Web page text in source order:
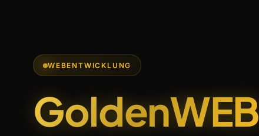
WEBENTWICKLUNG
GoldenWEB